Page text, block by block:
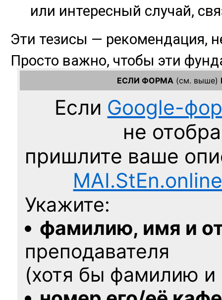
ЕСЛИ ФОРМА (см. выше)
Если Google-
не
пришлите ваше
Укажите:
фамилию, имя и
преподавателя
(хотя бы фамилию